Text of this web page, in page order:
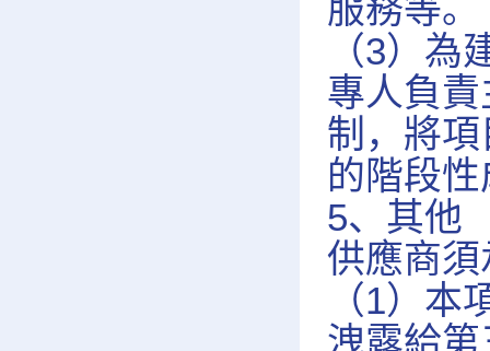
服務等。
（3）
專人負
制，將
的階段
5、其他
供應商
（1）
洩露給